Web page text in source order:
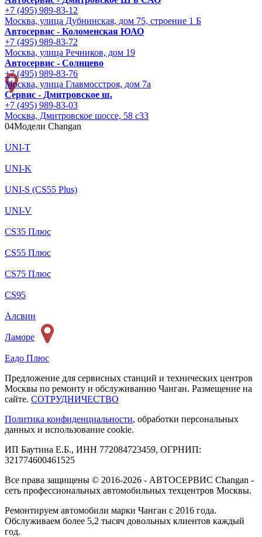
+7 (495) 989-83-12
Москва, улица Дубнинская, дом 75, строение 1 Б
Автосервис - Коломенская ЮАО
+7 (495) 989-83-72
Москва, улица Речников, дом 19
Автосервис - Солнцево
+7 (495) 989-83-76
Москва, улица Главмосстроя, дом 7а
Сервис - Дмитровское ш.
+7 (495) 989-83-03
Москва, Дмитровское шоссе, 58 с33
04Модели Changan
UNI-T
UNI-K
UNI-S (CS55 Plus)
UNI-V
CS35 Плюс
CS55 Плюс
CS75 Плюс
CS95
Алсвин
Ламоре
Еадо Плюс
Предложение для сервисных станций и технических центров
Москвы по ремонту и обслуживанию Чанган. Размещение на
сайте. СОТРУДНИЧЕСТВО
Политика конфиденциальности, обработки персональных
данных и использование cookie.
ИП Баутина Е.Б., ИНН 772084723459, ОГРНИП:
321774600461525
Все права защищены © 2016-2026 - АВТОСЕРВИС Changan -
сеть профессиональных автомобильных техцентров Москвы.
Ремонтируем автомобили марки Чанган с 2016 года.
Обслуживаем более 5,2 тысяч довольных клиентов каждый
год.